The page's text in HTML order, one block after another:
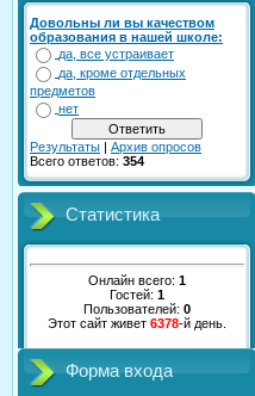
Довольны ли вы качеством
образования в нашей школе:
да, все устраивает
да, кроме отдельных
предметов
нет
Результаты | Архив опросов
Всего ответов: 354
Статистика
Онлайн всего: 1
Гостей: 1
Пользователей: 0
Этот сайт живет 6378-й день.
Форма входа